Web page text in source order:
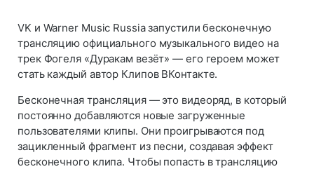
VK и Warner Music Russia запустили бесконечную
трансляцию официального музыкального видео на
трек Фогеля «Дуракам везёт» — его героем может
стать каждый автор Клипов ВКонтакте.
Бесконечная трансляция — это видеоряд, в который
постоянно добавляются новые загруженные
пользователями клипы. Они проигрываются под
зацикленный фрагмент из песни, создавая эффект
бесконечного клипа. Чтобы попасть в трансляцию